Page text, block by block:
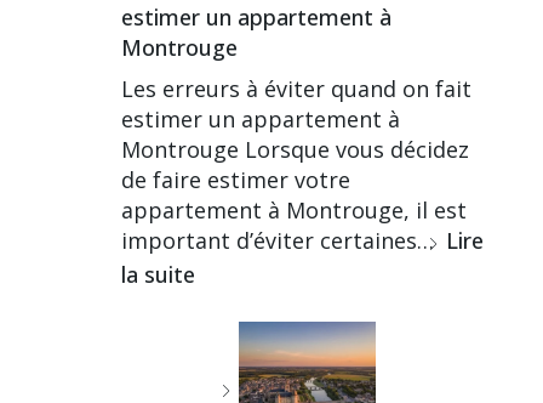
estimer un appartement à
Montrouge
Les erreurs à éviter quand on fait
estimer un appartement à
Montrouge Lorsque vous décidez
de faire estimer votre
appartement à Montrouge, il est
important d’éviter certaines… Lire
la suite